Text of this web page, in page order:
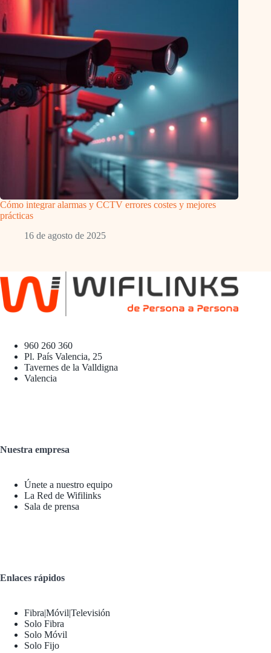
Cómo integrar alarmas y CCTV errores costes y mejores
prácticas
16 de agosto de 2025
960 260 360
Pl. País Valencia, 25
Tavernes de la Valldigna
Valencia
Nuestra empresa
Únete a nuestro equipo
La Red de Wifilinks
Sala de prensa
Enlaces rápidos
Fibra|Móvil|Televisión
Solo Fibra
Solo Móvil
Solo Fijo